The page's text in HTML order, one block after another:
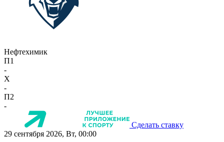
Нефтехимик
П1
-
X
-
П2
-
Сделать ставку
29 сентября 2026, Вт, 00:00